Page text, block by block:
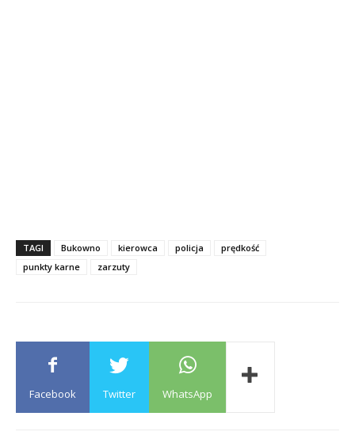
TAGI Bukowno kierowca policja
prędkość
punkty karne
zarzuty
Facebook Twitter WhatsApp